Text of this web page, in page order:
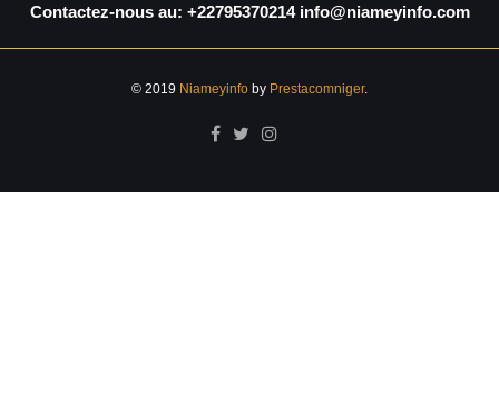
Contactez-nous au: +22795370214 info@niameyinfo.com
© 2019 Niameyinfo by Prestacomniger.